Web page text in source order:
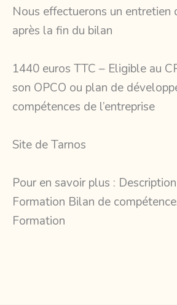
Nous effectuerons un entretien
après la fin du bilan
1440 euros TTC – Eligible au
son OPCO ou plan de
compétences de l’entreprise
Site de Tarnos
Pour en savoir plus :
Formation Bilan de
Formation